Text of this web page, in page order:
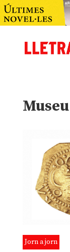
Jorn a jorn